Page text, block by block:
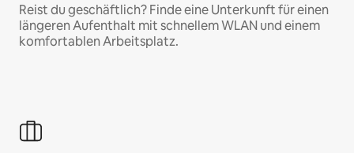
Reist du geschäftlich? Finde eine Unterkunft für einen
längeren Aufenthalt mit schnellem WLAN und einem
komfortablen Arbeitsplatz.